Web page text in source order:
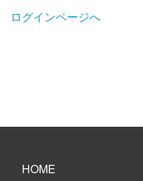
ログインページへ
HOME